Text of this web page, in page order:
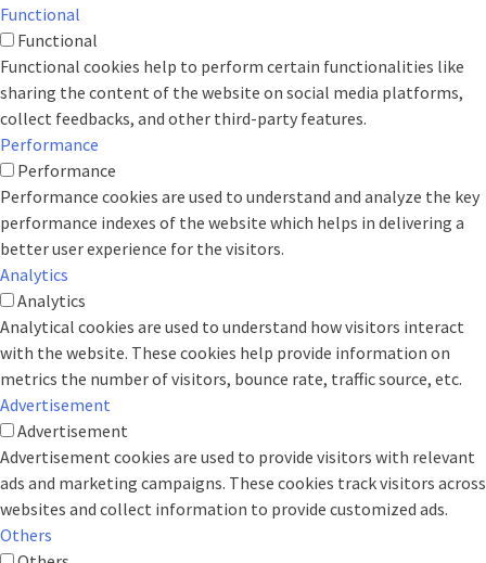
Functional
Functional
Functional cookies help to perform certain functionalities like
sharing the content of the website on social media platforms,
collect feedbacks, and other third-party features.
Performance
Performance
Performance cookies are used to understand and analyze the key
performance indexes of the website which helps in delivering a
better user experience for the visitors.
Analytics
Analytics
Analytical cookies are used to understand how visitors interact
with the website. These cookies help provide information on
metrics the number of visitors, bounce rate, traffic source, etc.
Advertisement
Advertisement
Advertisement cookies are used to provide visitors with relevant
ads and marketing campaigns. These cookies track visitors across
websites and collect information to provide customized ads.
Others